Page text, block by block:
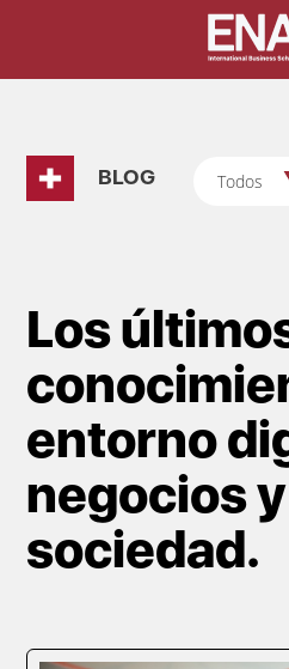
BLOG Todos
Los
entorno
negocios y
sociedad.